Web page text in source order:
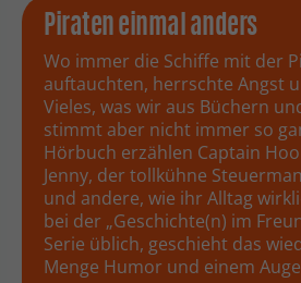
Piraten einmal anders
Wo immer die Schiffe mit der
auftauchten, herrschte Angst
Vieles, was wir aus Büchern
stimmt aber nicht immer so
Hörbuch erzählen Captain
Jenny, der tollkühne
und andere, wie ihr Alltag
bei der „Geschichte(n) im
Serie üblich, geschieht das
Menge Humor und einem